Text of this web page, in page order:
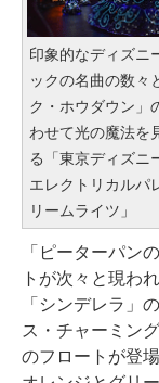
印象的なディズニ
ックの名曲の数々
ク・ホウダウン」
わせて光の魔法を
る「東京ディズニ
エレクトリカルパ
リームライツ」
「ピーターパン
トが次々と現わ
「シンデレラ」
ス・チャーミン
のフロートが登